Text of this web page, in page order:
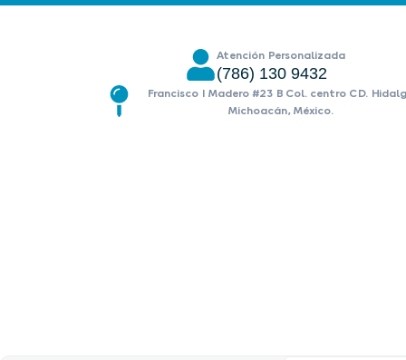
Atención Personalizada
(786) 130 9432
Francisco I Madero #23 B Col. centro CD.
Michoacán, México.